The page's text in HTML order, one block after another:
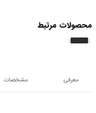
محصولات مرتبط
معرفی مشخصات